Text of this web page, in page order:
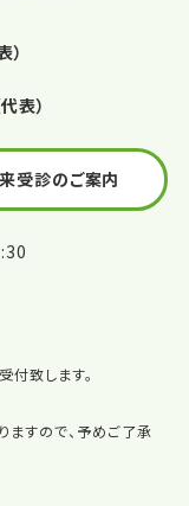
）
代表）
受診のご案内
付致します。
すので、予めご了承